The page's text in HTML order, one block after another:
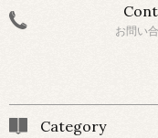
お問い
Category